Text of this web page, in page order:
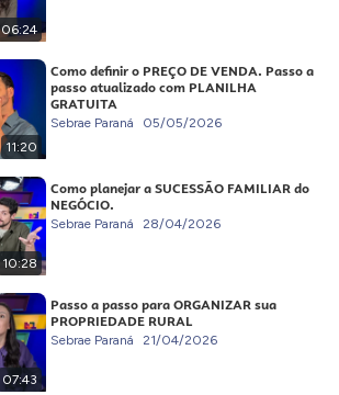
06:24
11:20
Como definir o PREÇO DE VENDA. Passo a
passo atualizado com PLANILHA
GRATUITA
Sebrae Paraná 05/05/2026
10:28
Como planejar a SUCESSÃO FAMILIAR do
NEGÓCIO.
Sebrae Paraná 28/04/2026
07:43
Passo a passo para ORGANIZAR sua
PROPRIEDADE RURAL
Sebrae Paraná 21/04/2026